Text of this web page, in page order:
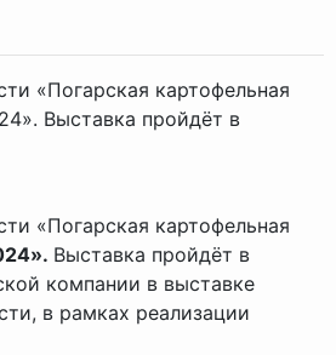
«Погарская картофельная
Выставка пройдёт в
«Погарская картофельная
Выставка пройдёт в
компании в выставке
в рамках реализации